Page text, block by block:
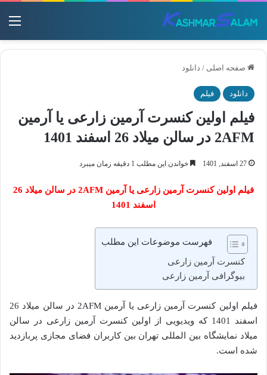
صفحه اصلی / دانلود
دانلود فیلم
فیلم اولین کنسرت آرمین زارعی یا آرمین
2AFM در سالن میلاد 26 اسفند 1401
27 اسفند, 1401 خواندن این مطلب 1 دقیقه زمان میبرد
فیلم اولین کنسرت آرمین زارعی یا آرمین 2AFM در سالن میلاد 26
اسفند 1401
فهرست موضوعات این مطلب
کنسرت آرمین زارعی
بیوگرافی آرمین زارعی
فیلم اولین کنسرت آرمین زارعی یا آرمین 2AFM در سالن میلاد 26
اسفند 1401 که ویدیویی از اولین کنسرت آرمین زارعی در سالن
میلاد نمایشگاه بین‌ المللی تهران بین کاربران فضای مجازی پربازدید
شده است.